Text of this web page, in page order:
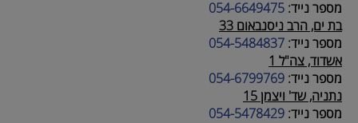
מספר נייד: 054-6649475
בת ים, הרב ניסנבאום 33
מספר נייד: 054-5484837
אשדוד, צה"ל 1
מספר נייד: 054-6799769
נתניה, שד' ויצמן 15
מספר נייד: 054-5478429